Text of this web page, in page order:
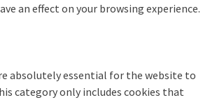
an effect on your browsing experience.
absolutely essential for the website to
category only includes cookies that